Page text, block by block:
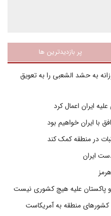
پر بازدیدترین ها
به حشد الشعبی را به تعویق
ایران اعمال کرد
ایران خواهیم بود
در منطقه کمک کند
و پاکستان علیه هیچ کشوری نیست
کشورهای منطقه به آمریکاست